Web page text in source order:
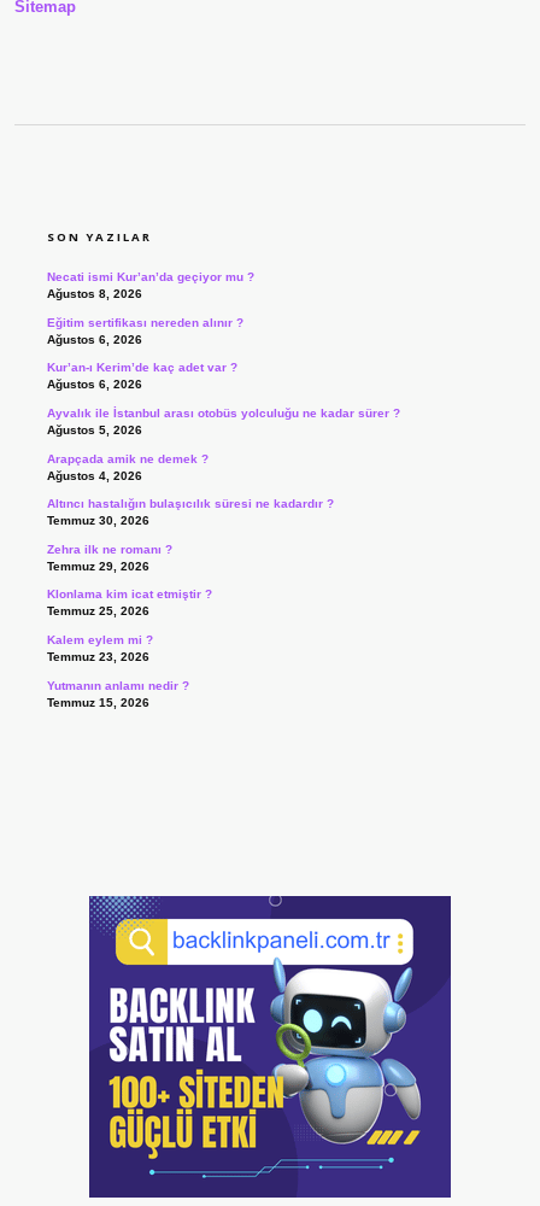
Sitemap
SON YAZILAR
Necati ismi Kur’an’da geçiyor mu ?
Ağustos 8, 2026
Eğitim sertifikası nereden alınır ?
Ağustos 6, 2026
Kur’an-ı Kerim’de kaç adet var ?
Ağustos 6, 2026
Ayvalık ile İstanbul arası otobüs yolculuğu ne kadar sürer ?
Ağustos 5, 2026
Arapçada amik ne demek ?
Ağustos 4, 2026
Altıncı hastalığın bulaşıcılık süresi ne kadardır ?
Temmuz 30, 2026
Zehra ilk ne romanı ?
Temmuz 29, 2026
Klonlama kim icat etmiştir ?
Temmuz 25, 2026
Kalem eylem mi ?
Temmuz 23, 2026
Yutmanın anlamı nedir ?
Temmuz 15, 2026